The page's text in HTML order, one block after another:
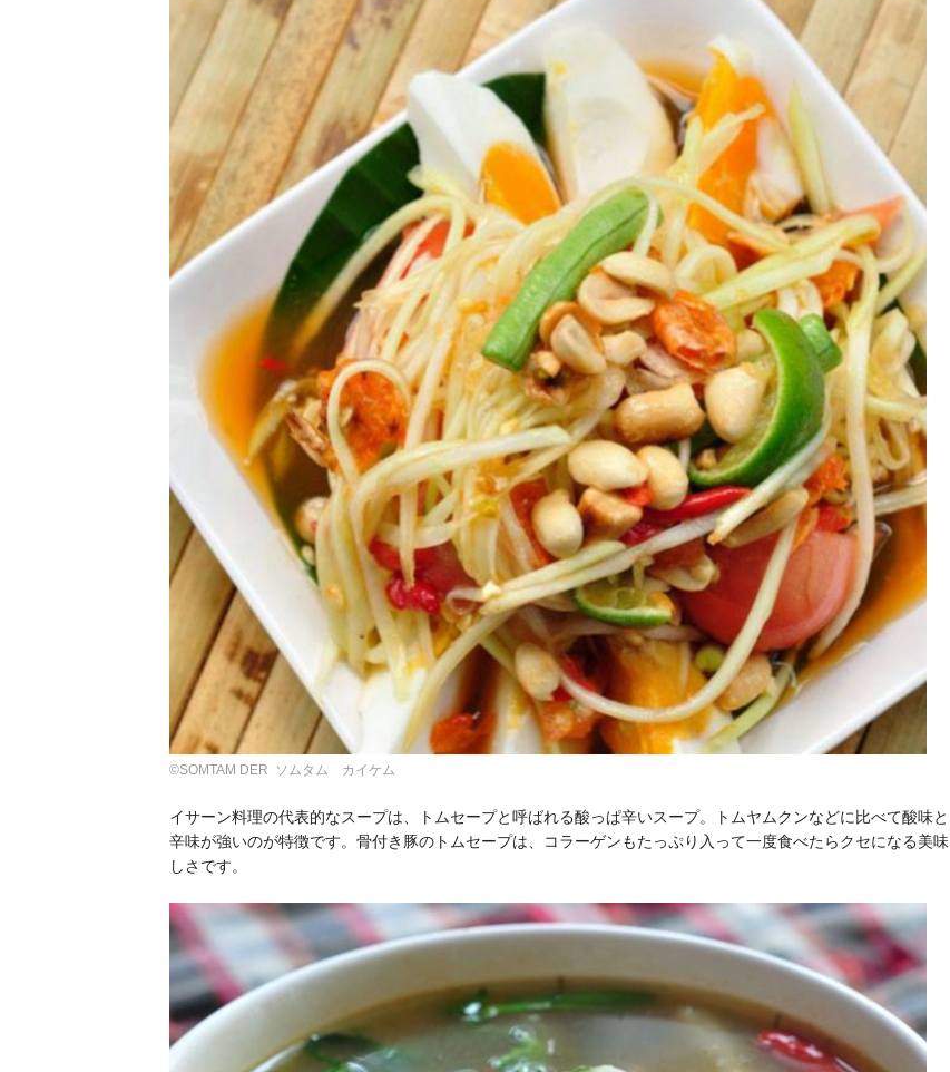
©SOMTAM DER ソムタム カイケム
イサーン料理の代表的なスープは、トムセープと呼ばれる酸っぱ辛いスープ。トムヤムクンなどに比べて酸味と
辛味が強いのが特徴です。骨付き豚のトムセープは、コラーゲンもたっぷり入って一度食べたらクセになる美味
しさです。